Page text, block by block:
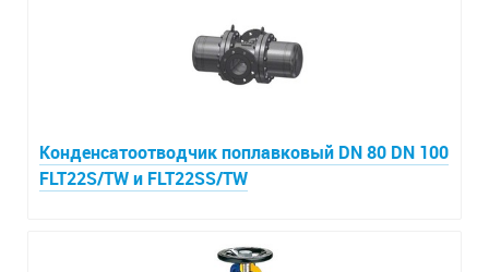
Конденсатоотводчик поплавковый DN 80 DN 100
FLT22S/TW и FLT22SS/TW